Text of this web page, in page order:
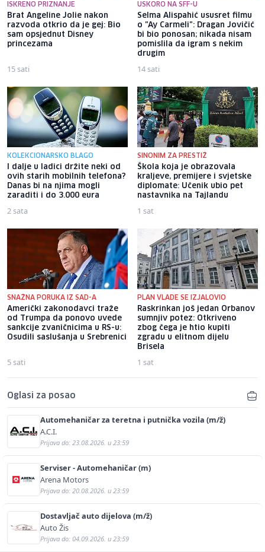
ISKRENO PRIZNANJE
Brat Angeline Jolie nakon
razvoda otkrio da je gej: Bio
sam opsjednut Disney
princezama
15 sati
USKORO NA SFF-U
Selma Alispahić ususret filmu
o "Ay Carmeli": Dragan Jovičić
bi bio ponosan; nikada nisam
pomislila da igram s nekim
drugim
14 sati
KOLEKCIONARSKO BLAGO
I dalje u ladici držite neki od
ovih starih mobilnih telefona?
Danas bi na njima mogli
zaraditi i do 3.000 eura
2 sata
SINONIM ZA PRESTIŽ
Škola koja je obrazovala
kraljeve, premijere i svjetske
diplomate: Učenik ubio pet
nastavnika na Tajlandu
1 sat
SNAŽNA PORUKA IZ SAD-A
Američki zakonodavci traže
od Trumpa da ponovo uvede
sankcije zvaničnicima u RS-u:
Osudili saslušanja u Srebrenici
5 sati
PLAN VLADE SE IZJALOVIO
Raskrinkan još jedan Orbanov
sumnjiv potez: Otkriveno
zbog čega je htio kupiti
zgradu u elitnom dijelu
Brisela
1 sat
Oglasi za posao
Automehaničar za teretna i putnička vozila (m/ž)
A.C.I.
Prijava do: 23.08.2026. u 23:59
Serviser - Automehaničar (m)
Arena Motors
Prijava do: 20.08.2026. u 23:59
Dostavljač auto dijelova (m/ž)
Auto Žis
Prijava do: 04.09.2026. u 23:59